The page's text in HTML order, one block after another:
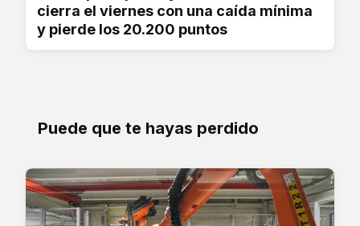
cierra el viernes con una caída mínima
y pierde los 20.200 puntos
Puede que te hayas perdido